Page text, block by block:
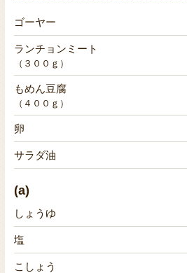
ゴーヤー
ランチョンミート
（３００ｇ）
もめん豆腐
（４００ｇ）
卵
サラダ油
(a)
しょうゆ
塩
こしょう